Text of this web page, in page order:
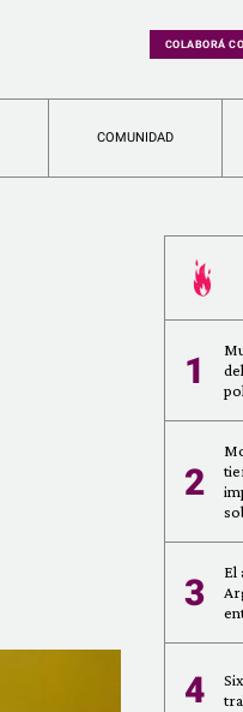
COLABORÁ
COMUNIDAD
1
2
3
El
4